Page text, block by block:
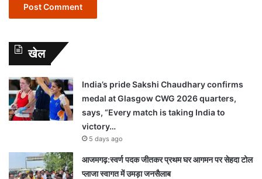
खेल
India’s pride Sakshi Chaudhary confirms
medal at Glasgow CWG 2026 quarters,
says, “Every match is taking India to
victory…
5 days ago
आजमगढ़:स्वर्ण पदक जीतकर प्रथम घर आगमन पर सेहदा टोल
प्लाजा स्वागत में उमड़ा जनसैलाब